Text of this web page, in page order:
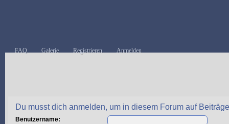
FAQ Galerie Registrieren Anmelden
Du musst dich anmelden, um in diesem Forum auf
Benutzername: